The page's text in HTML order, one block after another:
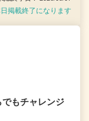
掲載終了になります
でもチャレンジ